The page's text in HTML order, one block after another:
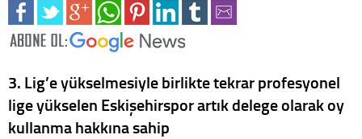
3. Lig’e yükselmesiyle birlikte tekrar profesyonel
lige yükselen Eskişehirspor artık delege olarak oy
kullanma hakkına sahip